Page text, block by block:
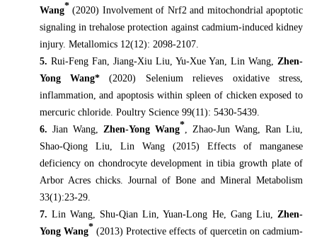
Wang* (2020) Involvement of Nrf2 and mitochondrial apoptotic
signaling in trehalose protection against cadmium-induced kidney
injury. Metallomics 12(12): 2098-2107.
5. Rui-Feng Fan, Jiang-Xiu Liu, Yu-Xue Yan, Lin Wang,Zhen-
Yong Wang* (2020) Selenium relieves oxidative stress,
inflammation, and apoptosis within spleen of chicken exposed to
mercuric chloride. Poultry Science 99(11): 5430-5439.
6. Jian Wang, Zhen-Yong Wang*, Zhao-Jun Wang, Ran Liu,
Shao-Qiong Liu, Lin Wang (2015) Effects of manganese
deficiency on chondrocyte development in tibia growth plate of
Arbor Acres chicks. Journal of Bone and Mineral Metabolism
33(1):23-29.
7. Lin Wang, Shu-Qian Lin, Yuan-Long He, Gang Liu, Zhen-
Yong Wang* (2013) Protective effects of quercetin on cadmium-